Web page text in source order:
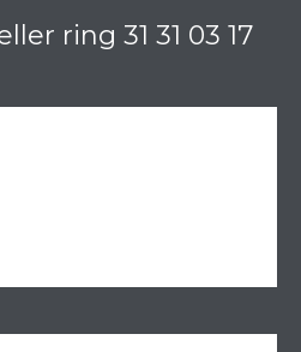
ring 31 31 03 17